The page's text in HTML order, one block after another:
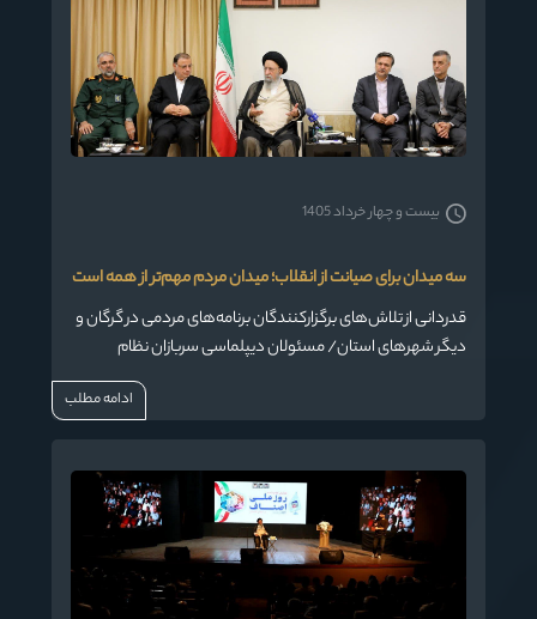
سه میدان برای صیانت از انقلاب؛ میدان مردم مهم‌تر از همه است
قدردانی از تلاش‌های برگزارکنندگان برنامه‌های مردمی در گرگان و
دیگر شهرهای استان/ مسئولان دیپلماسی سربازان نظام
هستند/ دشمن به دنبال دوگانگی و شکاف در جامعه است
بیست و چهار خرداد 1405
ادامه مطلب